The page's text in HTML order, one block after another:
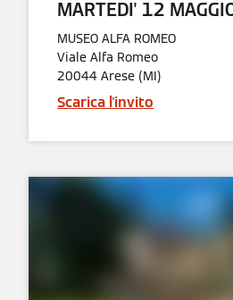
MARTEDI' 12
MUSEO ALFA ROMEO
Viale Alfa Romeo
20044 Arese (MI)
Scarica l'invito